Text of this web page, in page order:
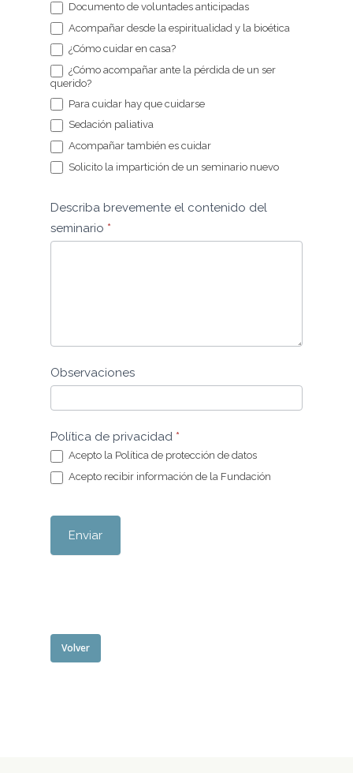
Documento de voluntades anticipadas
Acompañar desde la espiritualidad y la bioética
¿Cómo cuidar en casa?
¿Cómo acompañar ante la pérdida de un ser
querido?
Para cuidar hay que cuidarse
Sedación paliativa
Acompañar también es cuidar
Solicito la impartición de un seminario nuevo
Describa brevemente el contenido del
seminario *
Observaciones
Política de privacidad *
Acepto la Política de protección de datos
Acepto recibir información de la Fundación
Enviar
Volver